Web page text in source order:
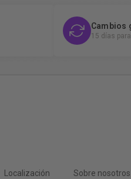
Cambios
15 días
Localización Sobre nosotros